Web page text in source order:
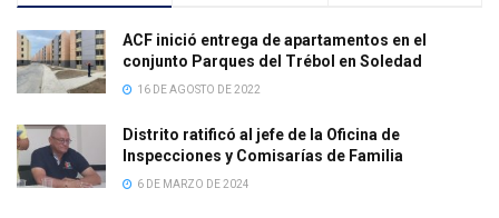
ACF inició entrega de apartamentos en el
conjunto Parques del Trébol en Soledad
16 DE AGOSTO DE 2022
Distrito ratificó al jefe de la Oficina de
Inspecciones y Comisarías de Familia
6 DE MARZO DE 2024